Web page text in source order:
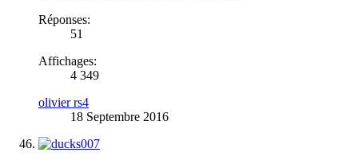
Réponses:
51
Affichages:
4 349
olivier rs4
18 Septembre 2016